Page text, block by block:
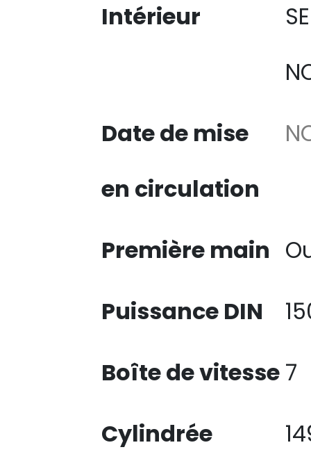
Intérieur
Date de mise
en circulation
Première main
Puissance DIN
Boîte de vitesse 7
Cylindrée